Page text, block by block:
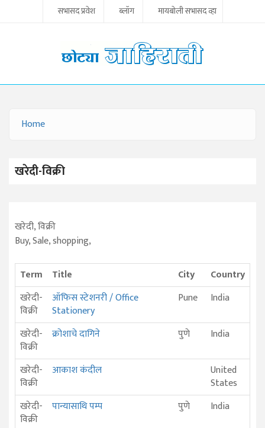
Skip to main content
सभासद प्रवेश ब्लॉग मायबोली सभासद व्हा
YOU ARE HERE
Home
खरेदी-विक्री
खरेदी, विक्री
Buy, Sale, shopping,
Term Title City
Country
खरेदी-
विक्री
ऑफिस स्टेशनरी / Office
Stationery
Pune India
खरेदी-
विक्री
क्रोशाचे दागिने पुणे India
खरेदी-
विक्री
आकाश कंदील
United
States
खरेदी-
विक्री
पान्यासाथि पम्प पुणे India